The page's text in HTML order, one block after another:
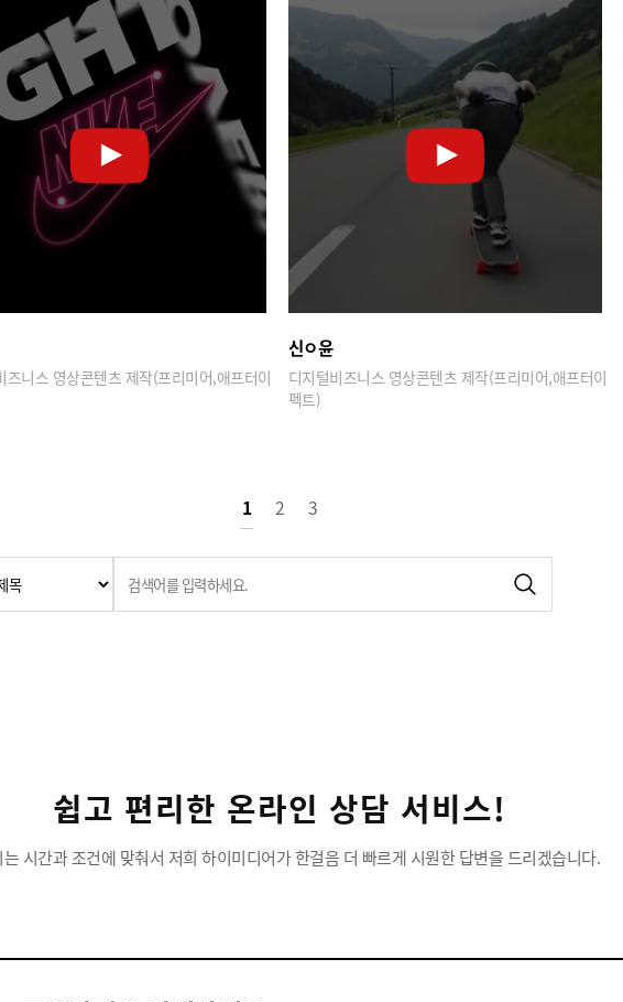
즈니스 영상콘텐츠 제작(프리미어,애프터이
신ㅇ윤
디지털비즈니스 영상콘텐츠 제작(프리미어,애프터이
펙트)
1 2 3
쉽고 편리한 온라인 상담 서비스!
시간과 조건에 맞춰서 저희 하이미디어가 한걸음 더 빠르게 시원한 답변을 드리겠습니다.